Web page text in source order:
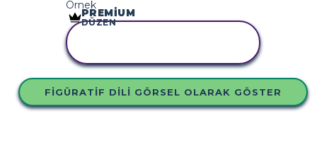
PREMIUM
DÜZEN
FIGÜRATIF DILI GÖRSEL OLARAK GÖSTER